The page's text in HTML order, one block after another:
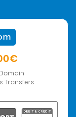
Transfers